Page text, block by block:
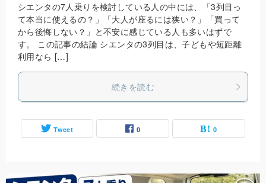
シエンタの7人乗りを検討している人の中には、「3列目っ
て本当に使えるの？」「大人が座るには狭い？」「買って
から後悔しない？」と不安に感じている人も多いはずで
す。 この記事の結論 シエンタの3列目は、子どもや短距離
利用なら […]
続きを読む
Tweet 0 0